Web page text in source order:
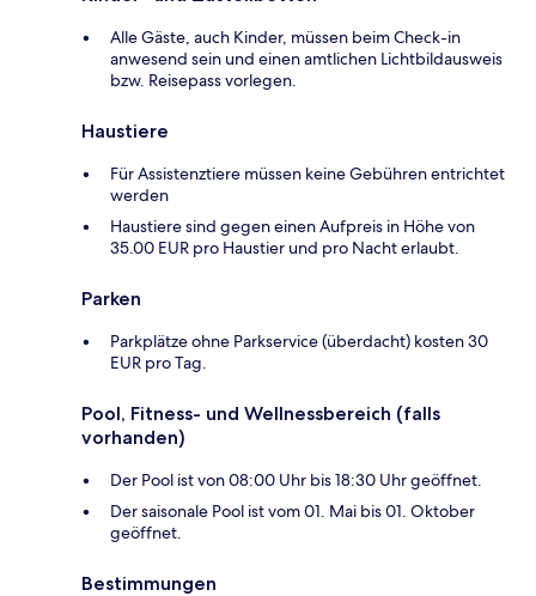
Alle Gäste, auch Kinder, müssen beim Check-in
anwesend sein und einen amtlichen Lichtbildausweis
bzw. Reisepass vorlegen.
Haustiere
Für Assistenztiere müssen keine Gebühren entrichtet
werden
Haustiere sind gegen einen Aufpreis in Höhe von
35.00 EUR pro Haustier und pro Nacht erlaubt.
Parken
Parkplätze ohne Parkservice (überdacht) kosten 30
EUR pro Tag.
Pool, Fitness- und Wellnessbereich (falls
vorhanden)
Der Pool ist von 08:00 Uhr bis 18:30 Uhr geöffnet.
Der saisonale Pool ist vom 01. Mai bis 01. Oktober
geöffnet.
Bestimmungen